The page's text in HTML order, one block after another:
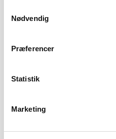
Nødvendig
Præferencer
Statistik
Marketing